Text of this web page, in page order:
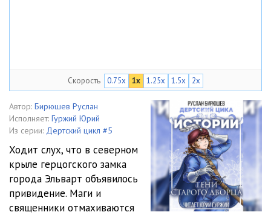
Скорость 0.75x 1x 1.25x 1.5x 2x
Автор: Бирюшев Руслан
Исполняет: Гуржий Юрий
Из серии: Дертский цикл #5
Ходит слух, что в северном
крыле герцогского замка
города Эльварт объявилось
привидение. Маги и
священники отмахиваются